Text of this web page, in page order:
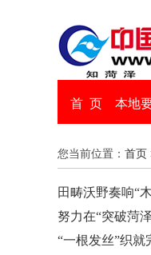
首 页 本地
您当前位置： 首页
田畴沃野奏响“
努力在“突破菏
“一根发丝”织就